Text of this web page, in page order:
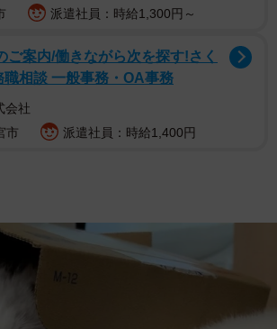
派遣社員：時給1,300円～
ご案内/働きながら次を探す!さく
職相談 一般事務・OA事務
会社
市
派遣社員：時給1,400円